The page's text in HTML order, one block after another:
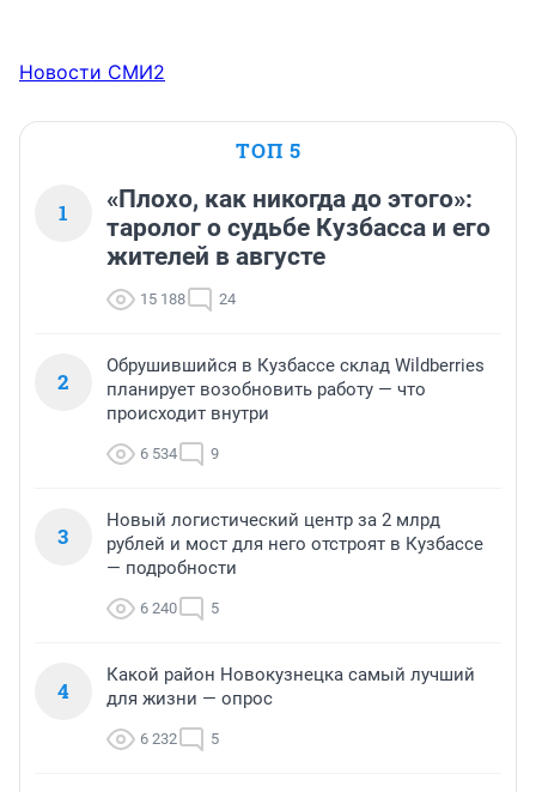
Новости СМИ2
ТОП 5
1
«Плохо, как никогда до этого»:
таролог о судьбе Кузбасса и его
жителей в августе
15 188 24
2
Обрушившийся в Кузбассе склад Wildberries
планирует возобновить работу — что
происходит внутри
6 534 9
3
Новый логистический центр за 2 млрд
рублей и мост для него отстроят в Кузбассе
— подробности
6 240 5
4
Какой район Новокузнецка самый лучший
для жизни — опрос
6 232 5